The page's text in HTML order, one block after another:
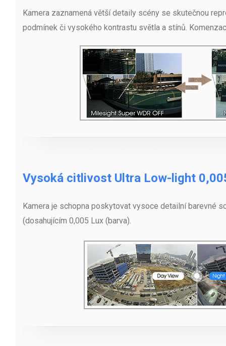
Kamera zaznamená větší detaily scény se skutečnou
podmínek či vysokého kontrastu světla a stínů.
Vysoká citlivost Ultra Low-light
Kamera je schopna poskytovat vysoce detailní barevné
(dosahujícím 0,005 Lux (barva).